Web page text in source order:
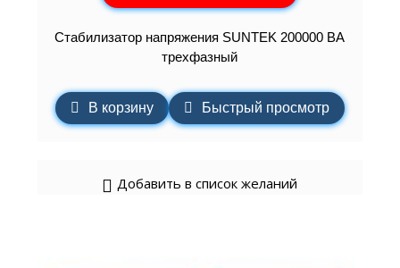
Стабилизатор напряжения SUNTEK 200000 ВА
трехфазный
В корзину Быстрый просмотр
Добавить в список желаний